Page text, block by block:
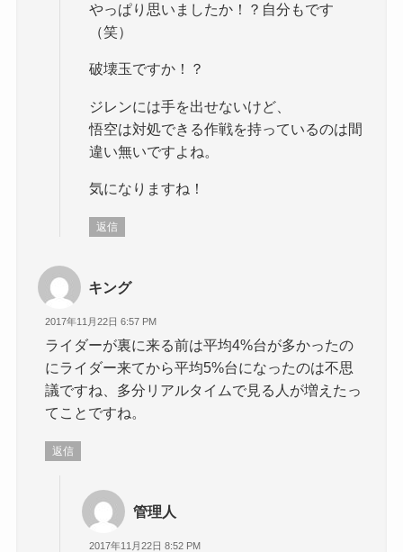
やっぱり思いましたか！？自分もです
（笑）
破壊玉ですか！？
ジレンには手を出せないけど、
悟空は対処できる作戦を持っているのは間
違い無いですよね。
気になりますね！
返信
キング
2017年11月22日 6:57 PM
ライダーが裏に来る前は平均4%台が多かったの
にライダー来てから平均5%台になったのは不思
議ですね、多分リアルタイムで見る人が増えたっ
てことですね。
返信
管理人
2017年11月22日 8:52 PM